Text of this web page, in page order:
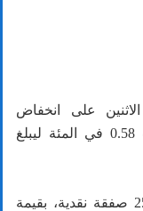
على انخفاض
مؤشرها العام 51.21 نقطة، بنسبة بلغت 0.58 في المئة ليبلغ
وتم تداول 515.16 مليون سهم عبر 25718 صفقة نقدية، بقيمة